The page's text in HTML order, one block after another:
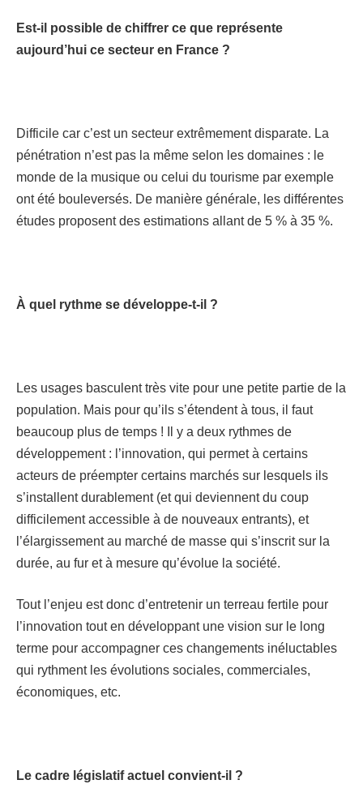
Est-il possible de chiffrer ce que représente
aujourd’hui ce secteur en France ?
Difficile car c’est un secteur extrêmement disparate. La
pénétration n’est pas la même selon les domaines : le
monde de la musique ou celui du tourisme par exemple
ont été bouleversés. De manière générale, les différentes
études proposent des estimations allant de 5 % à 35 %.
À quel rythme se développe-t-il ?
Les usages basculent très vite pour une petite partie de la
population. Mais pour qu’ils s’étendent à tous, il faut
beaucoup plus de temps ! Il y a deux rythmes de
développement : l’innovation, qui permet à certains
acteurs de préempter certains marchés sur lesquels ils
s’installent durablement (et qui deviennent du coup
difficilement accessible à de nouveaux entrants), et
l’élargissement au marché de masse qui s’inscrit sur la
durée, au fur et à mesure qu’évolue la société.
Tout l’enjeu est donc d’entretenir un terreau fertile pour
l’innovation tout en développant une vision sur le long
terme pour accompagner ces changements inéluctables
qui rythment les évolutions sociales, commerciales,
économiques, etc.
Le cadre législatif actuel convient-il ?